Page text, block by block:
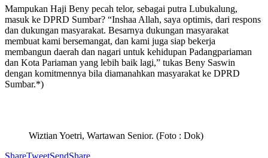
Mampukan Haji Beny pecah telor, sebagai putra Lubukalung,
masuk ke DPRD Sumbar? “Inshaa Allah, saya optimis, dari respons
dan dukungan masyarakat. Besarnya dukungan masyarakat
membuat kami bersemangat, dan kami juga siap bekerja
membangun daerah dan nagari untuk kehidupan Padangpariaman
dan Kota Pariaman yang lebih baik lagi,” tukas Beny Saswin
dengan komitmennya bila diamanahkan masyarakat ke DPRD
Sumbar.*)
Wiztian Yoetri, Wartawan Senior. (Foto : Dok)
ShareTweetSendShare